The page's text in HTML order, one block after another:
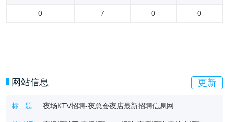
0 7 0 0
网站信息 更新
标 题 夜场KTV招聘-夜总会夜店最新招聘信息网